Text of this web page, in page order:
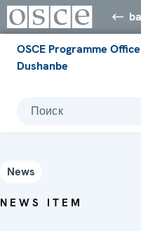
OSCE Programme
Dushanbe
Поиск
News
NEWS ITEM